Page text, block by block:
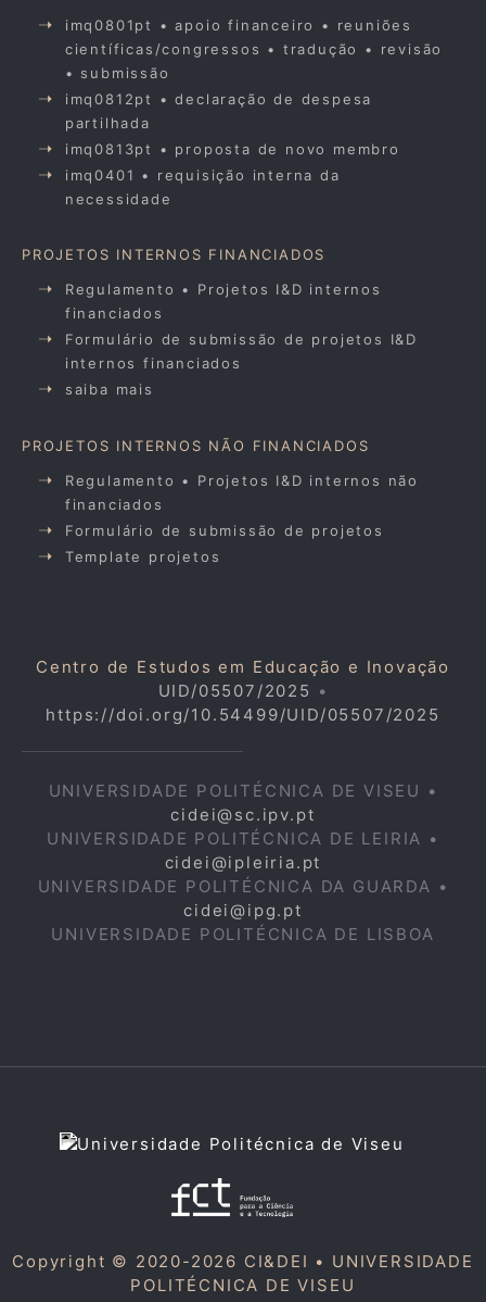
imq0801pt • apoio financeiro • reuniões
científicas/congressos • tradução • revisão
• submissão
imq0812pt • declaração de despesa
partilhada
imq0813pt • proposta de novo membro
imq0401 • requisição interna da
necessidade
PROJETOS INTERNOS FINANCIADOS
Regulamento • Projetos I&D internos
financiados
Formulário de submissão de projetos I&D
internos financiados
saiba mais
PROJETOS INTERNOS NÃO FINANCIADOS
Regulamento • Projetos I&D internos não
financiados
Formulário de submissão de projetos
Template projetos
Centro de Estudos em Educação e Inovação
UID/05507/2025 •
https://doi.org/10.54499/UID/05507/2025
UNIVERSIDADE POLITÉCNICA DE VISEU •
cidei@sc.ipv.pt
UNIVERSIDADE POLITÉCNICA DE LEIRIA •
cidei@ipleiria.pt
UNIVERSIDADE POLITÉCNICA DA GUARDA •
cidei@ipg.pt
UNIVERSIDADE POLITÉCNICA DE LISBOA
Copyright © 2020-2026 CI&DEI • UNIVERSIDADE
POLITÉCNICA DE VISEU